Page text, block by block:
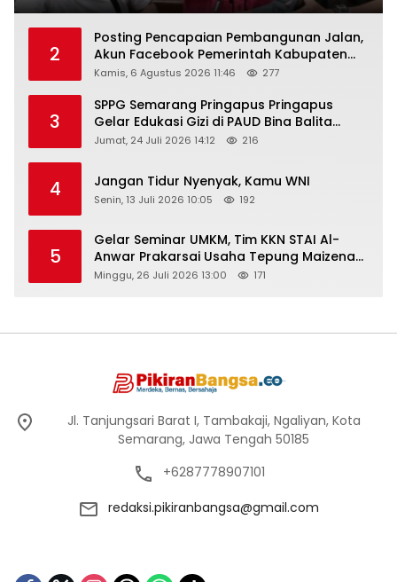
2
Posting Pencapaian Pembangunan Jalan,
Akun Facebook Pemerintah Kabupaten
Rembang “Dirujak” Warganet
Kamis, 6 Agustus 2026 11:46 277
3
SPPG Semarang Pringapus Pringapus
Gelar Edukasi Gizi di PAUD Bina Balita
Peringati Hari Anak Nasional 2026
Jumat, 24 Juli 2026 14:12 216
4 Jangan Tidur Nyenyak, Kamu WNI
Senin, 13 Juli 2026 10:05 192
5
Gelar Seminar UMKM, Tim KKN STAI Al-
Anwar Prakarsai Usaha Tepung Maizena
di Logung
Minggu, 26 Juli 2026 13:00 171
Jl. Tanjungsari Barat I, Tambakaji, Ngaliyan, Kota
Semarang, Jawa Tengah 50185
+6287778907101
redaksi.pikiranbangsa@gmail.com